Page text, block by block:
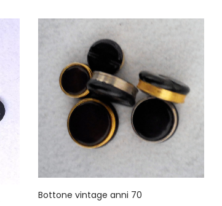
Bottone vintage anni 70